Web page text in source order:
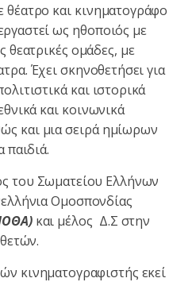
θέατρο και κινηματογράφο
ως ηθοποιός με
ομάδες, με
Έχει σκηνοθετήσει για
και ιστορικά
και κοινωνικά
και μια σειρά ημίωρων
παιδιά.
του Σωματείου Ελλήνων
Ομοσπονδίας
και μέλος Δ.Σ στην
κινηματογραφιστής εκεί